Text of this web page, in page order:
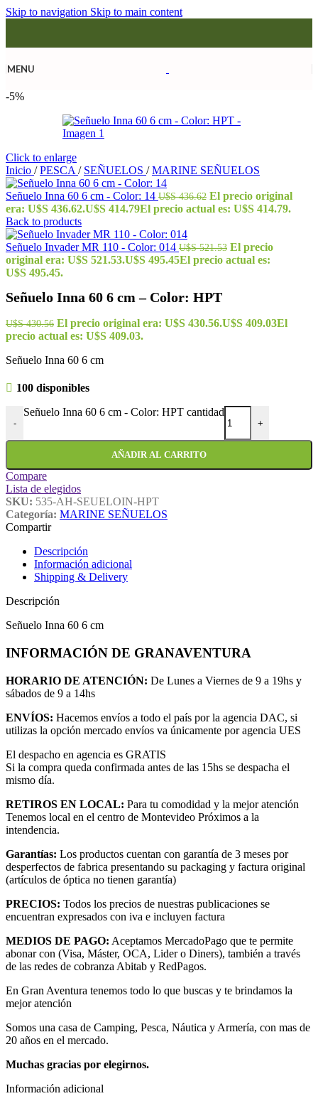
Skip to navigation Skip to main content
MENU
-5%
Click to enlarge
Inicio / PESCA / SEÑUELOS / MARINE SEÑUELOS
Señuelo Inna 60 6 cm - Color: 14 U$S436.62 El precio original
era: U$S 436.62.U$S 414.79El precio actual es: U$S 414.79.
Back to products
Señuelo Invader MR 110 - Color: 014 U$S521.53 El precio
original era: U$S 521.53.U$S 495.45El precio actual es:
U$S 495.45.
Señuelo Inna 60 6 cm – Color: HPT
U$S430.56 El precio original era: U$S 430.56.U$S 409.03El
precio actual es: U$S 409.03.
Señuelo Inna 60 6 cm
100 disponibles
-
Señuelo Inna 60 6 cm - Color: HPT cantidad
+
AÑADIR AL CARRITO
Compare
Lista de elegidos
SKU: 535-AH-SEUELOIN-HPT
Categoría: MARINE SEÑUELOS
Compartir
Descripción
Información adicional
Shipping & Delivery
Descripción
Señuelo Inna 60 6 cm
INFORMACIÓN DE GRANAVENTURA
HORARIO DE ATENCIÓN: De Lunes a Viernes de 9 a 19hs y
sábados de 9 a 14hs
ENVÍOS: Hacemos envíos a todo el país por la agencia DAC, si
utilizas la opción mercado envíos va únicamente por agencia UES
El despacho en agencia es GRATIS
Si la compra queda confirmada antes de las 15hs se despacha el
mismo día.
RETIROS EN LOCAL: Para tu comodidad y la mejor atención
Tenemos local en el centro de Montevideo Próximos a la
intendencia.
Garantías: Los productos cuentan con garantía de 3 meses por
desperfectos de fabrica presentando su packaging y factura original
(artículos de óptica no tienen garantía)
PRECIOS: Todos los precios de nuestras publicaciones se
encuentran expresados con iva e incluyen factura
MEDIOS DE PAGO: Aceptamos MercadoPago que te permite
abonar con (Visa, Máster, OCA, Lider o Diners), también a través
de las redes de cobranza Abitab y RedPagos.
En Gran Aventura tenemos todo lo que buscas y te brindamos la
mejor atención
Somos una casa de Camping, Pesca, Náutica y Armería, con mas de
20 años en el mercado.
Muchas gracias por elegirnos.
Información adicional